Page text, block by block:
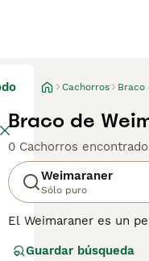
Cachorros Braco
Braco de
0 Cachorros
Weimaraner
Sólo puro
El Weimaraner es un
mejor opción para los
Guardar búsqueda